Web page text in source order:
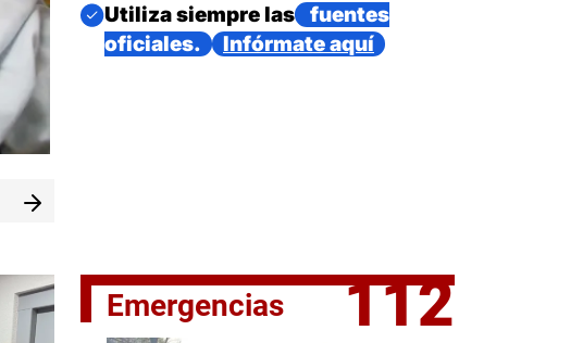
Imagen
Utiliza siempre las
fuentes
oficiales.
Infórmate aquí
Emergencias 112